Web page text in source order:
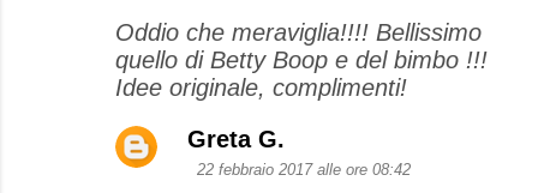
Oddio che meraviglia!!!! Bellissimo
quello di Betty Boop e del bimbo !!!
Idee originale, complimenti!
Greta G.
22 febbraio 2017 alle ore 08:42